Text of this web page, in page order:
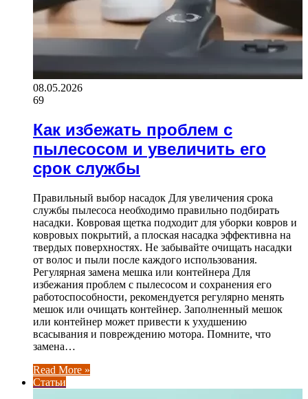
08.05.2026
69
Как избежать проблем с
пылесосом и увеличить его
срок службы
Правильный выбор насадок Для увеличения срока
службы пылесоса необходимо правильно подбирать
насадки. Ковровая щетка подходит для уборки ковров и
ковровых покрытий, а плоская насадка эффективна на
твердых поверхностях. Не забывайте очищать насадки
от волос и пыли после каждого использования.
Регулярная замена мешка или контейнера Для
избежания проблем с пылесосом и сохранения его
работоспособности, рекомендуется регулярно менять
мешок или очищать контейнер. Заполненный мешок
или контейнер может привести к ухудшению
всасывания и повреждению мотора. Помните, что
замена…
Read More »
Статьи